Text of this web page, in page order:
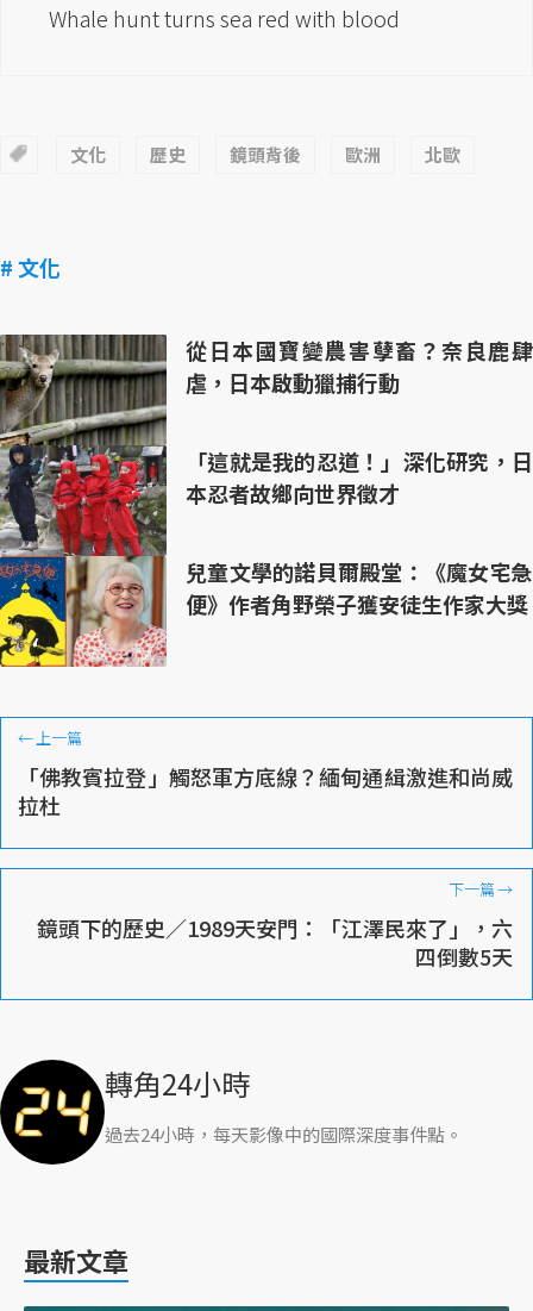
Whale hunt turns sea red with blood
文化 歷史 鏡頭背後 歐洲 北歐
# 文化
從日本國寶變農害孽畜？奈良鹿肆
虐，日本啟動獵捕行動
「這就是我的忍道！」深化研究，日
本忍者故鄉向世界徵才
兒童文學的諾貝爾殿堂：《魔女宅急
便》作者角野榮子獲安徒生作家大獎
←上一篇
「佛教賓拉登」觸怒軍方底線？緬甸通緝激進和尚威
拉杜
下一篇→
鏡頭下的歷史／1989天安門：「江澤民來了」，六
四倒數5天
轉角24小時
過去24小時，每天影像中的國際深度事件點。
最新文章